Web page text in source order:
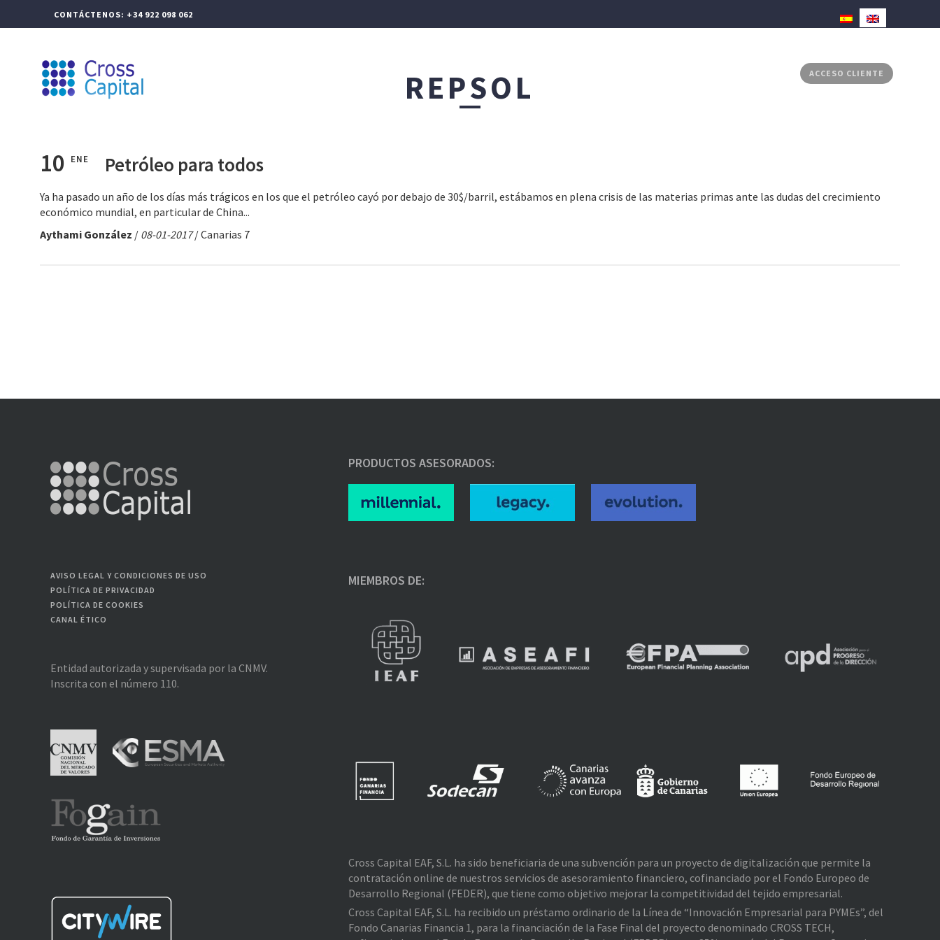
CONTÁCTENOS: +34 922 098 062
ACCESO CLIENTE
REPSOL
10 ENE Petróleo para todos
Ya ha pasado un año de los días más trágicos en los que el petróleo cayó por debajo de 30$/barril, estábamos en plena crisis de las materias primas ante las dudas del crecimiento
económico mundial, en particular de China...
Aythami González / 08-01-2017/ Canarias 7
AVISO LEGAL Y CONDICIONES DE USO
POLÍTICA DE PRIVACIDAD
POLÍTICA DE COOKIES
CANAL ÉTICO
Entidad autorizada y supervisada por la CNMV.
Inscrita con el número 110.
PRODUCTOS ASESORADOS:
MIEMBROS DE:
Cross Capital EAF, S.L. ha sido beneficiaria de una subvención para un proyecto de digitalización que permite la
contratación online de nuestros servicios de asesoramiento financiero, cofinanciado por el Fondo Europeo de
Desarrollo Regional (FEDER), que tiene como objetivo mejorar la competitividad del tejido empresarial.
Cross Capital EAF, S.L. ha recibido un préstamo ordinario de la Línea de “Innovación Empresarial para PYMEs”, del
Fondo Canarias Financia 1, para la financiación de la Fase Final del proyecto denominado CROSS TECH,